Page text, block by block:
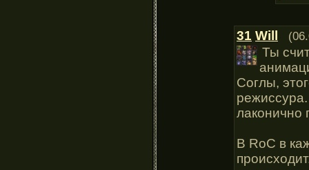
31 Will
Ты
Соглы,
лаконично
В RoC в